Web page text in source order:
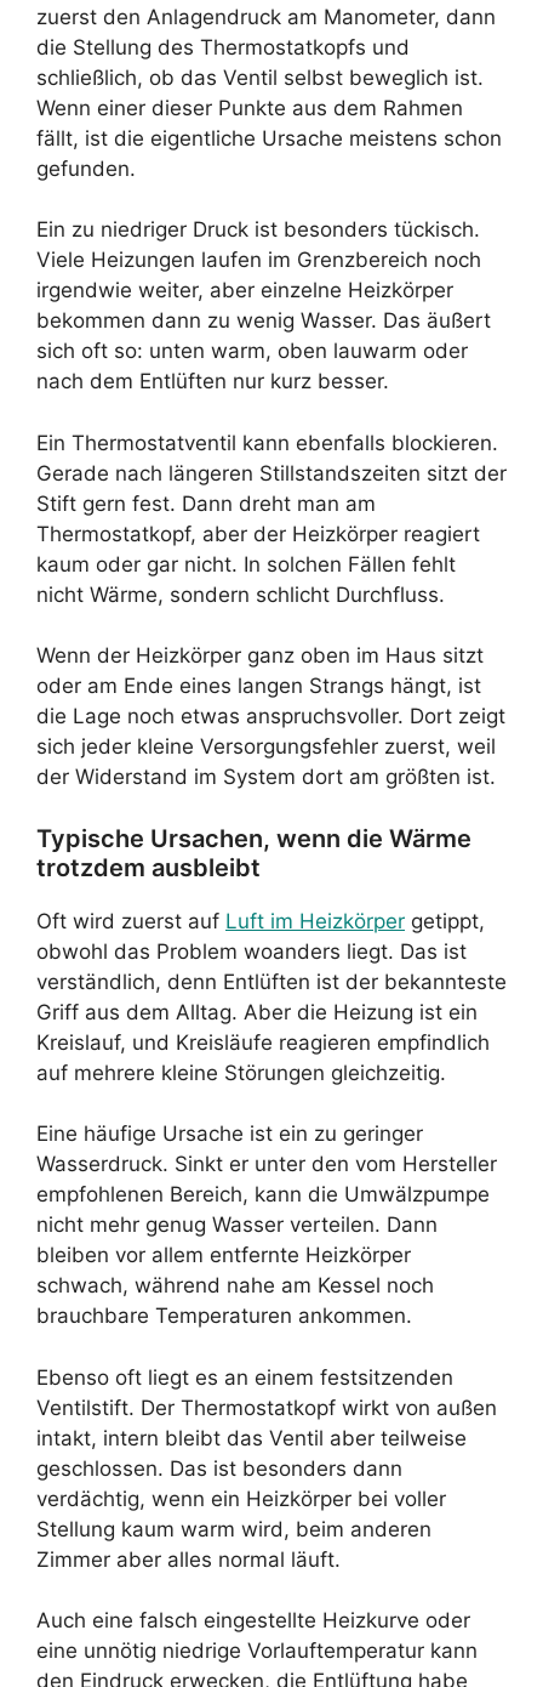
zuerst den Anlagendruck am Manometer, dann
die Stellung des Thermostatkopfs und
schließlich, ob das Ventil selbst beweglich ist.
Wenn einer dieser Punkte aus dem Rahmen
fällt, ist die eigentliche Ursache meistens schon
gefunden.
Ein zu niedriger Druck ist besonders tückisch.
Viele Heizungen laufen im Grenzbereich noch
irgendwie weiter, aber einzelne Heizkörper
bekommen dann zu wenig Wasser. Das äußert
sich oft so: unten warm, oben lauwarm oder
nach dem Entlüften nur kurz besser.
Ein Thermostatventil kann ebenfalls blockieren.
Gerade nach längeren Stillstandszeiten sitzt der
Stift gern fest. Dann dreht man am
Thermostatkopf, aber der Heizkörper reagiert
kaum oder gar nicht. In solchen Fällen fehlt
nicht Wärme, sondern schlicht Durchfluss.
Wenn der Heizkörper ganz oben im Haus sitzt
oder am Ende eines langen Strangs hängt, ist
die Lage noch etwas anspruchsvoller. Dort zeigt
sich jeder kleine Versorgungsfehler zuerst, weil
der Widerstand im System dort am größten ist.
Typische Ursachen, wenn die Wärme
trotzdem ausbleibt
Oft wird zuerst auf Luft im Heizkörper getippt,
obwohl das Problem woanders liegt. Das ist
verständlich, denn Entlüften ist der bekannteste
Griff aus dem Alltag. Aber die Heizung ist ein
Kreislauf, und Kreisläufe reagieren empfindlich
auf mehrere kleine Störungen gleichzeitig.
Eine häufige Ursache ist ein zu geringer
Wasserdruck. Sinkt er unter den vom Hersteller
empfohlenen Bereich, kann die Umwälzpumpe
nicht mehr genug Wasser verteilen. Dann
bleiben vor allem entfernte Heizkörper
schwach, während nahe am Kessel noch
brauchbare Temperaturen ankommen.
Ebenso oft liegt es an einem festsitzenden
Ventilstift. Der Thermostatkopf wirkt von außen
intakt, intern bleibt das Ventil aber teilweise
geschlossen. Das ist besonders dann
verdächtig, wenn ein Heizkörper bei voller
Stellung kaum warm wird, beim anderen
Zimmer aber alles normal läuft.
Auch eine falsch eingestellte Heizkurve oder
eine unnötig niedrige Vorlauftemperatur kann
den Eindruck erwecken, die Entlüftung habe